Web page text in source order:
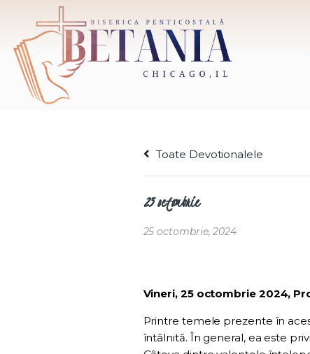
Toate Devotionalele
25 octombrie
25 octombrie, 2024
Vineri, 25 octombrie 2024,
Printre temele prezente în
întâlnită. În general, ea este